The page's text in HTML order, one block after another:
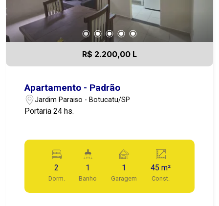
R$ 2.200,00 L
Apartamento - Padrão
Jardim Paraiso - Botucatu/SP
Portaria 24 hs.
2
Dorm.
1
Banho
1
Garagem
45 m²
Const.